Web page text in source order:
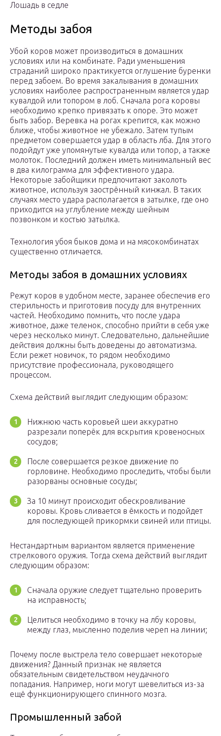
Лошадь в седле
Методы забоя
Убой коров может производиться в домашних
условиях или на комбинате. Ради уменьшения
страданий широко практикуется оглушение буренки
перед забоем. Во время закалывания в домашних
условиях наиболее распространенным является удар
кувалдой или топором в лоб. Сначала рога коровы
необходимо крепко привязать к опоре. Это может
быть забор. Веревка на рогах крепится, как можно
ближе, чтобы животное не убежало. Затем тупым
предметом совершается удар в область лба. Для этого
подойдут уже упомянутые кувалда или топор, а также
молоток. Последний должен иметь минимальный вес
в два килограмма для эффективного удара.
Некоторые забойщики предпочитают заколоть
животное, используя заострённый кинжал. В таких
случаях место удара располагается в затылке, где оно
приходится на углубление между шейным
позвонком и костью затылка.
Технология убоя быков дома и на мясокомбинатах
существенно отличается.
Методы забоя в домашних условиях
Режут коров в удобном месте, заранее обеспечив его
стерильность и приготовив посуду для внутренних
частей. Необходимо помнить, что после удара
животное, даже теленок, способно прийти в себя уже
через несколько минут. Следовательно, дальнейшие
действия должны быть доведены до автоматизма.
Если режет новичок, то рядом необходимо
присутствие профессионала, руководящего
процессом.
Схема действий выглядит следующим образом:
Нижнюю часть коровьей шеи аккуратно
разрезали поперёк для вскрытия кровеносных
сосудов;
После совершается резкое движение по
горловине. Необходимо проследить, чтобы были
разорваны основные сосуды;
За 10 минут происходит обескровливание
коровы. Кровь сливается в ёмкость и подойдет
для последующей прикормки свиней или птицы.
Нестандартным вариантом является применение
стрелкового оружия. Тогда схема действий выглядит
следующим образом:
Сначала оружие следует тщательно проверить
на исправность;
Целиться необходимо в точку на лбу коровы,
между глаз, мысленно поделив череп на линии;
Почему после выстрела тело совершает некоторые
движения? Данный признак не является
обязательным свидетельством неудачного
попадания. Например, ноги могут шевелиться из-за
ещё функционирующего спинного мозга.
Промышленный забой